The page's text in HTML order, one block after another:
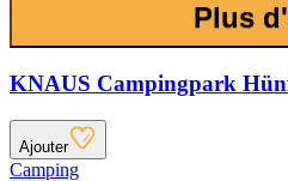
Plus
KNAUS Campingpark
Ajouter
Camping